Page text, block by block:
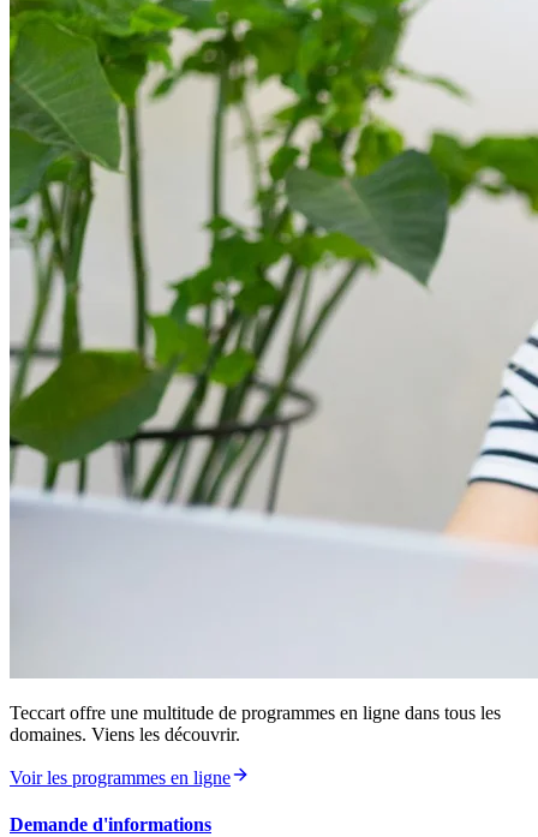
Teccart offre une multitude de programmes en ligne dans tous les
domaines. Viens les découvrir.
Voir les programmes en ligne
Demande d'informations